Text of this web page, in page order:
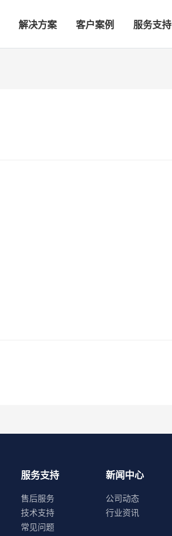
解决方案 客户案例 服务支持
服务支持
售后服务
技术支持
常见问题
新闻中心
公司动态
行业资讯